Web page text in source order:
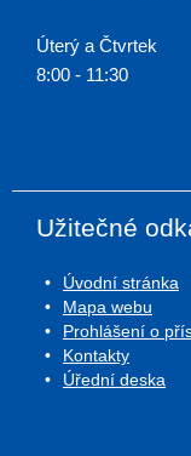
Úterý a Čtvrtek
8:00 - 11:30
Užitečné
Úvodní stránka
Mapa webu
Prohlášení o
Kontakty
Úřední deska